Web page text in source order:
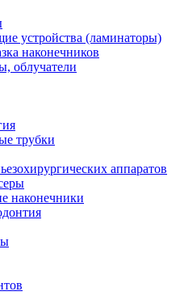
устройства (ламинаторы)
наконечников
облучатели
трубки
аппаратов
наконечники